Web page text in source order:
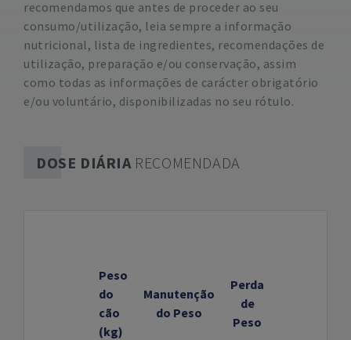
recomendamos que antes de proceder ao seu
consumo/utilização, leia sempre a informação
nutricional, lista de ingredientes, recomendações de
utilização, preparação e/ou conservação, assim
como todas as informações de carácter obrigatório
e/ou voluntário, disponibilizadas no seu rótulo.
DOSE DIÁRIARECOMENDADA
Peso
do
cão
(kg)
Manutenção
do Peso
Perda
de
Peso